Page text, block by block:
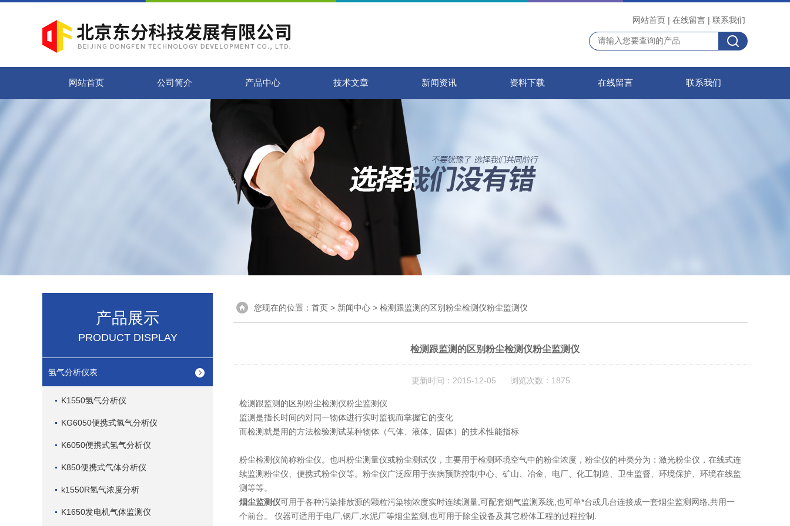
网站首页 | 在线留言 | 联系我们
网站首页 公司简介 产品中心 技术文章 新闻资讯 资料下载 在线留言 联系我们
产品展示
PRODUCT DISPLAY
氢气分析仪表
K1550氢气分析仪
KG6050便携式氢气分析仪
K6050便携式氢气分析仪
K850便携式气体分析仪
k1550R氢气浓度分析
K1650发电机气体监测仪
您现在的位置： 首页 > 新闻中心 > 检测跟监测的区别粉尘检测仪粉尘监测仪
检测跟监测的区别粉尘检测仪粉尘监测仪
更新时间：2015-12-05 浏览次数：1875
检测跟监测的区别粉尘检测仪粉尘监测仪
监测是指长时间的对同一物体进行实时监视而掌握它的变化
而检测就是用的方法检验测试某种物体（气体、液体、固体）的技术性能指标
粉尘检测仪简称粉尘仪。也叫粉尘测量仪或粉尘测试仪，主要用于检测环境空气中的粉尘浓度，粉尘仪的种类分为：激光粉尘仪，在线式连
续监测粉尘仪、便携式粉尘仪等。粉尘仪广泛应用于疾病预防控制中心、矿山、冶金、电厂、化工制造、卫生监督、环境保护、环境在线监
测等等。
烟尘监测仪可用于各种污染排放源的颗粒污染物浓度实时连续测量,可配套烟气监测系统,也可单*台或几台连接成一套烟尘监测网络,共用一
个前台。 仪器可适用于电厂,钢厂,水泥厂等烟尘监测,也可用于除尘设备及其它粉体工程的过程控制.